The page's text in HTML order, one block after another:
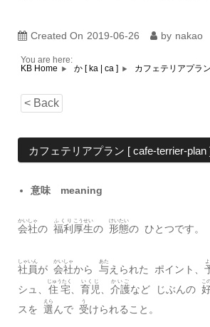
Created On 2019-06-26 by nakao
You are here:
KB Home
か [ ka | ca ] カフェテリアプラ
< Back
カフェテリアプラン [ cafe‐terrier-plan
意味 meaning
会社
かいしゃ
の 福利
ふくり
厚生
こうせい
の 形態
けいたい
の ひとつです。
社員
しゃいん
が 会社
かいしゃ
から 与
あた
えられた ポイント、
シュ、 住宅
じゅうたく
育児
いくじ
介護
かいご
など じぶんの
こ
スを 選
えら
んで 受
う
けられること。